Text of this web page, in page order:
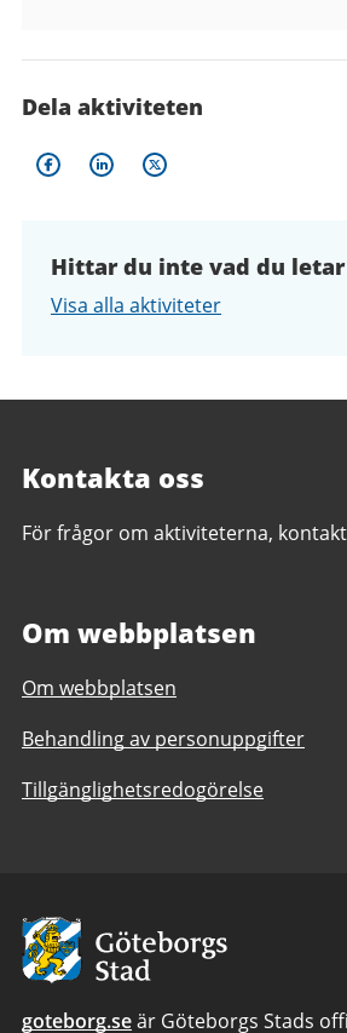
Dela aktiviteten
Hittar du inte vad du
Visa alla aktiviteter
Kontakta oss
För frågor om aktiviteterna,
Om webbplatsen
Om webbplatsen
Behandling av personuppgifter
Tillgänglighetsredogörelse
Avsändare
goteborg.seär Göteborgs Stads